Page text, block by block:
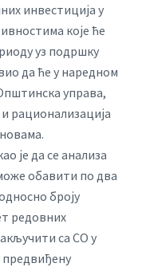
инвестиција у
које ће
уз подршку
да ће у наредном
управа,
рационализација
је да се анализа
обавити по два
броју
редовних
са СО у
предвиђену